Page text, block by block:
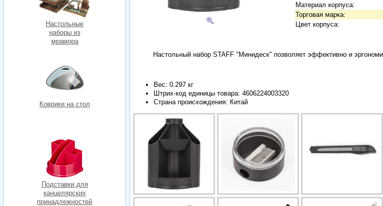
Настольные
наборы из
мрамора
Коврики на стол
Подставки для
канцелярских
принадлежностей
Материал корпуса:
Торговая марка:
Цвет корпуса:
Настольный набор STAFF "Минидеск" позволяет эффективно и
Вес: 0.297 кг
Штрих-код единицы товара:4606224003320
Страна происхождения: Китай